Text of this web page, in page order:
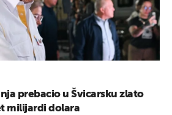
prebacio u Švicarsku zlato
milijardi dolara